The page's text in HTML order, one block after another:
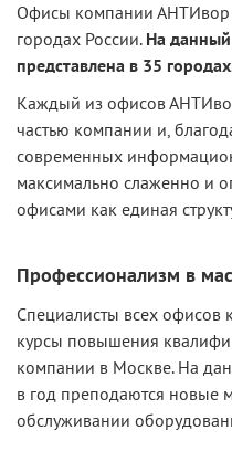
Офисы компании
городах России. На
представлена в 35
Каждый из офисов
частью компании и,
современных
максимально слаженно и
офисами как единая
Профессионализм в
Специалисты всех офисов
курсы повышения
компании в Москве. На
в год преподаются новые
обслуживании